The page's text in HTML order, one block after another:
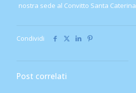
nostra sede al Convitto Santa Caterina
Condividi
Post correlati